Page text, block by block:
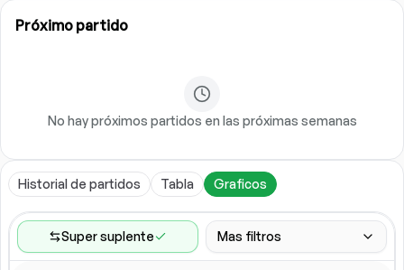
Próximo partido
No hay próximos partidos en las próximas semanas
Historial de partidos Tabla Graficos
Super suplente Mas filtros